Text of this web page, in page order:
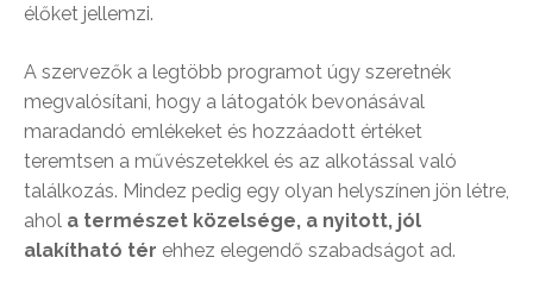
élőket jellemzi.
A szervezők a legtöbb programot úgy szeretnék
megvalósítani, hogy a látogatók bevonásával
maradandó emlékeket és hozzáadott értéket
teremtsen a művészetekkel és az alkotással való
találkozás. Mindez pedig egy olyan helyszínen jön létre,
ahol a természet közelsége, a nyitott, jól
alakítható tér ehhez elegendő szabadságot ad.